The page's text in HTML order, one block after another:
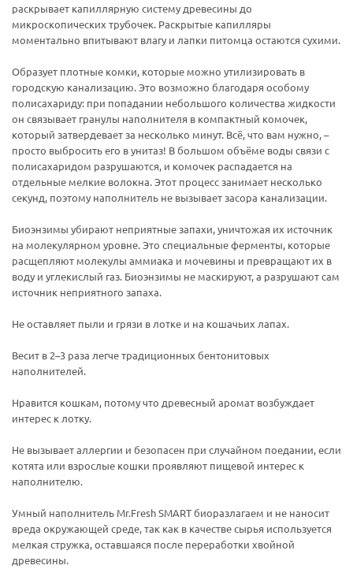
раскрывает капиллярную систему древесины до
микроскопических трубочек. Раскрытые капилляры
моментально впитывают влагу и лапки питомца остаются сухими.
Образует плотные комки, которые можно утилизировать в
городскую канализацию. Это возможно благодаря особому
полисахариду: при попадании небольшого количества жидкости
он связывает гранулы наполнителя в компактный комочек,
который затвердевает за несколько минут. Всё, что вам нужно, –
просто выбросить его в унитаз! В большом объёме воды связи с
полисахаридом разрушаются, и комочек распадается на
отдельные мелкие волокна. Этот процесс занимает несколько
секунд, поэтому наполнитель не вызывает засора канализации.
Биоэнзимы убирают неприятные запахи, уничтожая их источник
на молекулярном уровне. Это специальные ферменты, которые
расщепляют молекулы аммиака и мочевины и превращают их в
воду и углекислый газ. Биоэнзимы не маскируют, а разрушают сам
источник неприятного запаха.
Не оставляет пыли и грязи в лотке и на кошачьих лапах.
Весит в 2–3 раза легче традиционных бентонитовых
наполнителей.
Нравится кошкам, потому что древесный аромат возбуждает
интерес к лотку.
Не вызывает аллергии и безопасен при случайном поедании, если
котята или взрослые кошки проявляют пищевой интерес к
наполнителю.
Умный наполнитель Mr.Fresh SMART биоразлагаем и не наносит
вреда окружающей среде, так как в качестве сырья используется
мелкая стружка, оставшаяся после переработки хвойной
древесины.